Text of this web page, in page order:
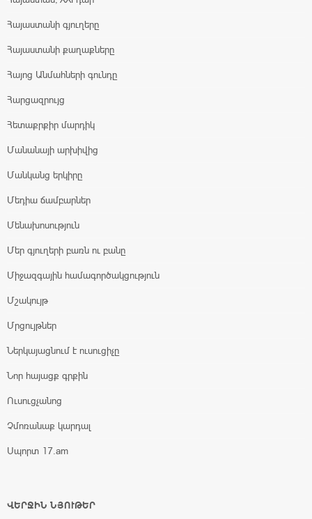
Հայաստանի գյուղերը
Հայաստանի քաղաքները
Հայոց Անմահների գունդը
Հարցազրույց
Հետաքրքիր մարդիկ
Մանանայի արխիվից
Մանկանց երկիրը
Մեդիա ճամբարներ
Մենախոսություն
Մեր գյուղերի բառն ու բանը
Միջազգային համագործակցություն
Մշակույթ
Մրցույթներ
Ներկայացնում է ուսուցիչը
Նոր հայացք գրքին
Ուսուցչանոց
Չմոռանաք կարդալ
Սպորտ 17.am
ՎԵՐՋԻՆ ՆՅՈՒԹԵՐ